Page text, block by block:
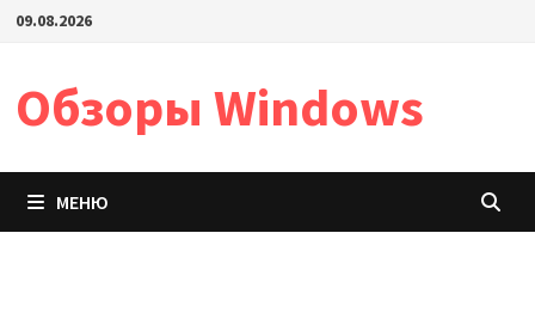
Перейти
содержимому
09.08.2026
Обзоры Windows
МЕНЮ